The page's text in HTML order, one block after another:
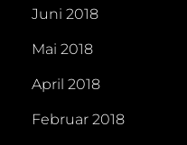
Juni 2018
Mai 2018
April 2018
Februar 2018